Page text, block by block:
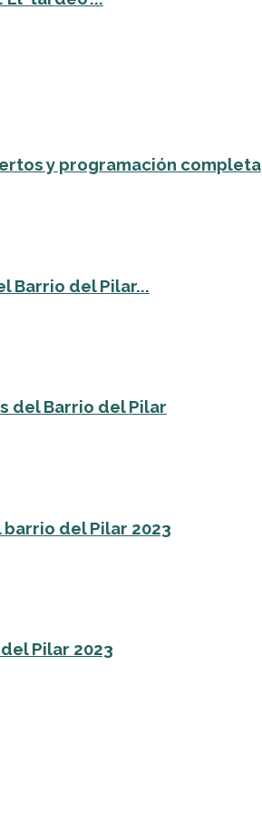
y programación completa
Barrio del Pilar...
del Barrio del Pilar
del Pilar 2023
Pilar 2023